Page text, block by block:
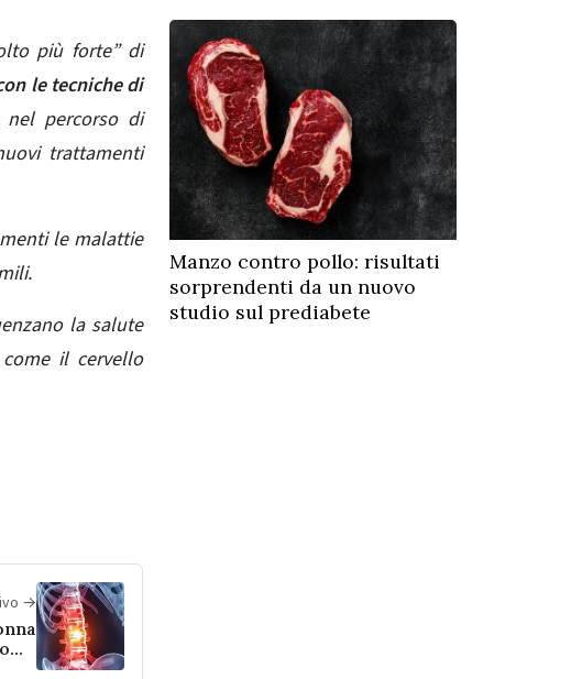
più forte” di
le tecniche di
nel percorso di
trattamenti
le malattie
la salute
il cervello
→
Manzo contro pollo: risultati
sorprendenti da un nuovo
studio sul prediabete